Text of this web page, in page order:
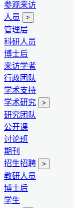
参观来访
人员
>
管理层
科研人员
博士后
来访学者
行政团队
学术支持
学术研究
>
研究团队
公开课
讨论班
期刊
招生招聘
>
教研人员
博士后
学生